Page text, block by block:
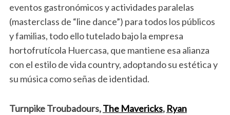
eventos gastronómicos y actividades paralelas
(masterclass de “line dance”) para todos los públicos
y familias, todo ello tutelado bajo la empresa
hortofrutícola Huercasa, que mantiene esa alianza
con el estilo de vida country, adoptando su estética y
su música como señas de identidad.
Turnpike Troubadours,The Mavericks, Ryan